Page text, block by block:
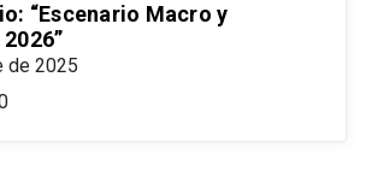
“Escenario Macro y
de 2025